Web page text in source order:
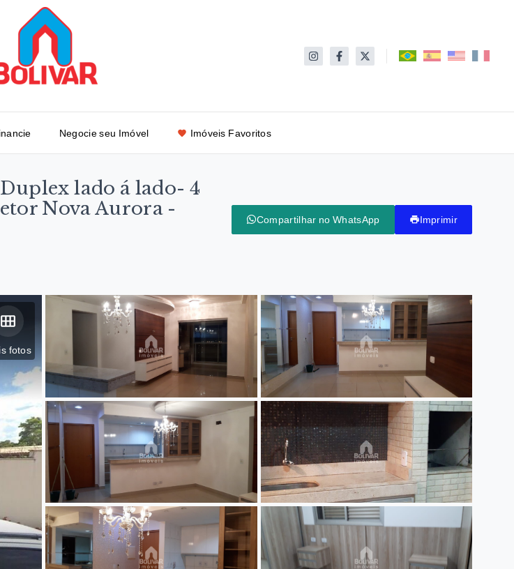
Negocie seu Imóvel Imóveis Favoritos
lado á lado- 4
Nova Aurora -
Compartilhar no WhatsApp Imprimir
fotos